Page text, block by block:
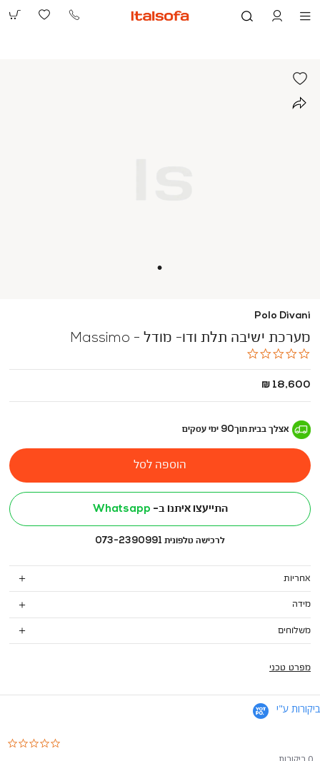
073-
Polo Divani
מערכת ישיבה תלת ודו- מודל - Massimo
החל
18,600 ₪
אצלך בביתתוך90 ימי עסקים
הוספה לסל
התייעצו איתנו ב- Whatsapp
לרכישה טלפונית 073-2390991
אחריות
מידה
משלוחים
מפרט טכני
ביקורות ע"י